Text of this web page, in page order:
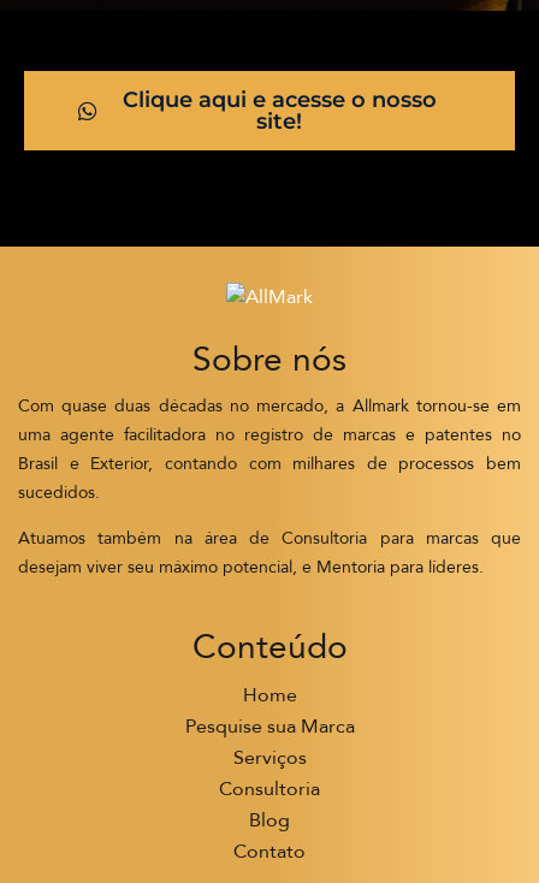
Clique aqui e acesse o nosso
site!
Sobre nós
Com quase duas décadas no mercado, a Allmark tornou-se em
uma agente facilitadora no registro de marcas e patentes no
Brasil e Exterior, contando com milhares de processos bem
sucedidos.
Atuamos também na área de Consultoria para marcas que
desejam viver seu máximo potencial, e Mentoria para líderes.
Conteúdo
Home
Pesquise sua Marca
Serviços
Consultoria
Blog
Contato